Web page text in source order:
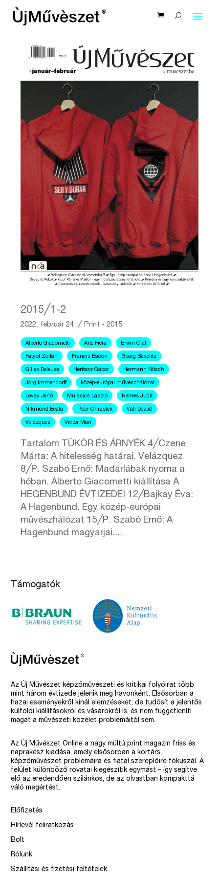
2015╱1-2
2022. február 24. ╱ Print - 2015
Alberto Giacometti Arte Fiera Erwin Olaf
Fátyol Zoltán Francis Bacon Georg Baselitz
Gilles Deleuze Heritesz Gábor Hermann Nitsch
Jörg Immendorff közép-európai művészhálózat
Lévay Jenő Mulasics László Nemes Judit
Nikmond Beáta Peter Chrastek Váli Dezső
Velázquez Victor Man
Tartalom TÜKÖR ÉS ÁRNYÉK 4╱Czene
Márta: A hitelesség határai. Velázquez
8╱P. Szabó Ernő: Madárlábak nyoma a
hóban. Alberto Giacometti kiállítása A
HEGENBUND ÉVTIZEDEI 12╱Bajkay Éva:
A Hagenbund. Egy közép-európai
művészhálózat 15╱P. Szabó Ernő: A
Hagenbund magyarjai....
Támogatók
Az Új Művészet képzőművészeti és kritikai folyóirat több
mint három évtizede jelenik meg havonként. Elsősorban a
hazai eseményekről kínál elemzéseket, de tudósít a jelentős
külföldi kiállításokról és vásárokról is, és nem függetleníti
magát a művészeti közélet problémáitól sem.
Az Új Művészet Online a nagy múltú print magazin friss és
naprakész kiadása, amely elsősorban a kortárs
képzőművészet problémáira és fiatal szereplőire fókuszál. A
felület különböző rovatai kiegészítik egymást – így segítve
elő az eredendően szilánkos, de az olvastban kompakttá
váló megértést.
Előfizetés
Hírlevél feliratkozás
Bolt
Rólunk
Szállítási és fizetési feltételek